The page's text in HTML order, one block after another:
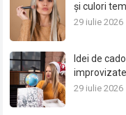
și culori
29 iulie 2026
Idei de
improvizate
29 iulie 2026